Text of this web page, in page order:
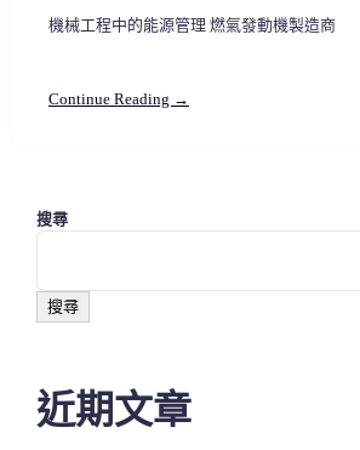
機械工程中的能源管理 燃氣發動機製造商
Continue Reading →
搜尋
搜尋
近期文章